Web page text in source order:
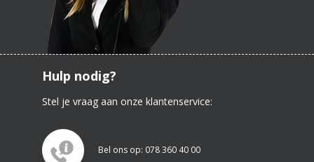
Hulp nodig?
Stel je vraag aan onze klantenservice:
Bel ons op: 078 360 40 00